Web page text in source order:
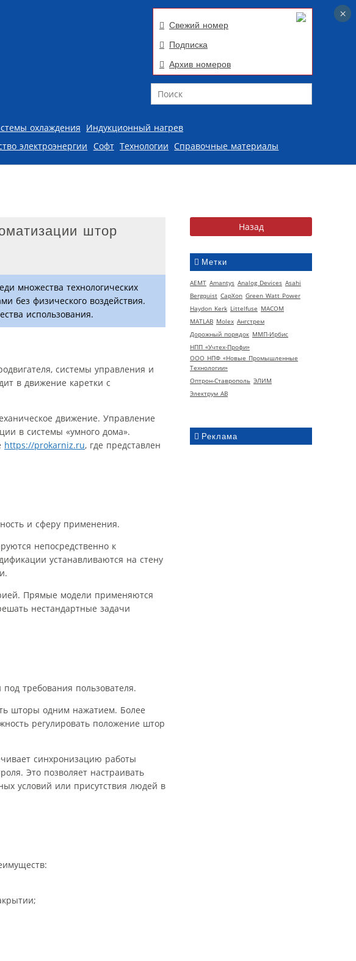
Свежий номер
Подписка
Архив номеров
Поиск
охлаждения Индукционный нагрев
электроэнергии Софт Технологии Справочные материалы
Метки
AEMT Amantys Analog Devices Asahi
Bergquist CapXon Green Watt Power
Haydon Kerk Littelfuse MACOM
MATLAB Molex Ангстрем
Дорожный порядок ММП-Ирбис
НПП «Учтех-Профи»
ООО НПФ «Новые Промышленные
Технологии»
Оптрон-Ставрополь ЭЛИМ
Электрум АВ
Реклама
штор
множества технологических
без физического воздействия.
использования.
системы управления и
в движение каретки с
движение. Управление
в системы «умного дома».
https://prokarniz.ru, где представлен
и сферу применения.
непосредственно к
устанавливаются на стену
Прямые модели применяются
нестандартные задачи
требования пользователя.
шторы одним нажатием. Более
регулировать положение штор
синхронизацию работы
Это позволяет настраивать
условий или присутствия людей в
×
×